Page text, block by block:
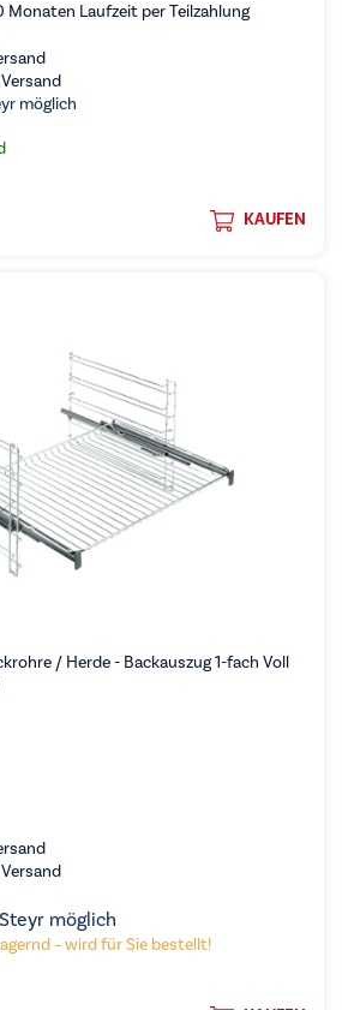
Monaten Laufzeit per Teilzahlung
Versand
möglich
KAUFEN
/ Herde - Backauszug 1-fach Voll
Versand
möglich
– wird für Sie bestellt!